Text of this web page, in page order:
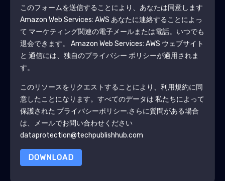
このフォームを送信することにより、あなたは同意します
Amazon Web Services: AWS あなたに連絡することによっ
て マーケティング関連の電子メールまたは電話。いつでも
退会できます。 Amazon Web Services: AWS ウェブサイト
と 通信には、独自のプライバシー ポリシーが適用されま
す。
このリソースをリクエストすることにより、利用規約に同
意したことになります。すべてのデータは 私たちによって
保護された プライバシーポリシー.さらに質問がある場合
は、メールでお問い合わせください
dataprotection@techpublishhub.com
DOWNLOAD